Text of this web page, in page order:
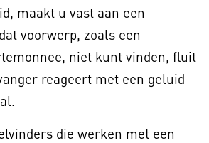
maakt u vast aan een
voorwerp, zoals een
niet kunt vinden, fluit
reageert met een geluid
die werken met een